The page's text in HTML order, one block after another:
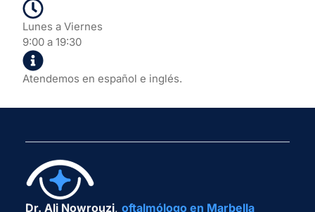
Lunes a Viernes
9:00 a 19:30
Atendemos en español e inglés.
Dr. Ali Nowrouzi, oftalmólogo en Marbella